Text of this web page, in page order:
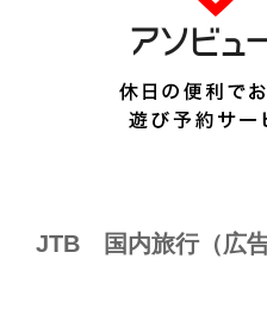
JTB 国内旅行（広告